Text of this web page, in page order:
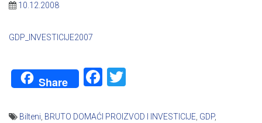
10.12.2008
GDP_INVESTICIJE2007
Share Facebook
Bilteni BRUTO DOMAĆI PROIZVOD I INVESTICIJE GDP,